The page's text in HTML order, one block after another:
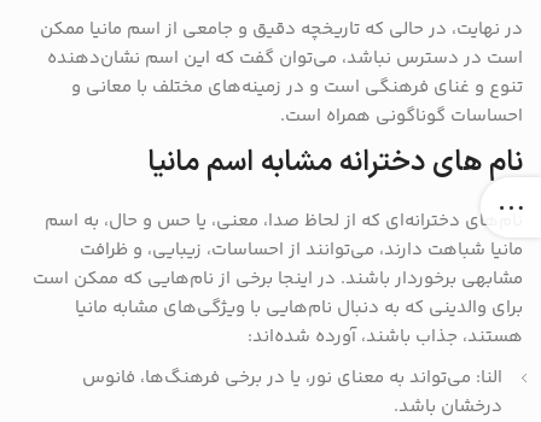
در نهایت، در حالی که تاریخچه دقیق و جامعی از اسم مانیا ممکن
است در دسترس نباشد، می‌توان گفت که این اسم نشان‌دهنده
تنوع و غنای فرهنگی است و در زمینه‌های مختلف با معانی و
احساسات گوناگونی همراه است.
نام های دخترانه مشابه اسم مانیا
نام‌های دخترانه‌ای که از لحاظ صدا، معنی، یا حس و حال، به اسم
مانیا شباهت دارند، می‌توانند از احساسات، زیبایی، و ظرافت
مشابهی برخوردار باشند. در اینجا برخی از نام‌هایی که ممکن است
برای والدینی که به دنبال نام‌هایی با ویژگی‌های مشابه مانیا
هستند، جذاب باشند، آورده شده‌اند:
النا: می‌تواند به معنای نور، یا در برخی فرهنگ‌ها، فانوس
درخشان باشد.